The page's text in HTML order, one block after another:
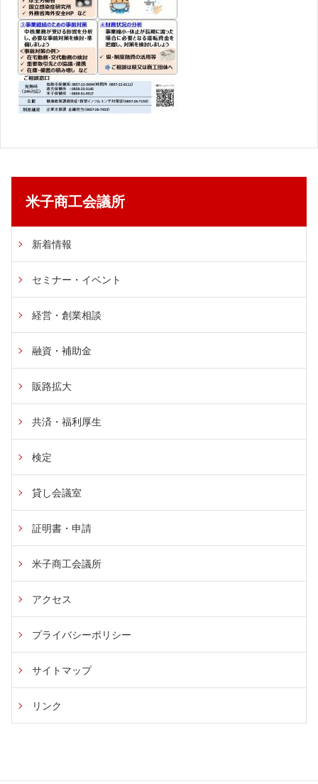
米子商工会議所
新着情報
セミナー・イベント
経営・創業相談
融資・補助金
販路拡大
共済・福利厚生
検定
貸し会議室
証明書・申請
米子商工会議所
アクセス
プライバシーポリシー
サイトマップ
リンク